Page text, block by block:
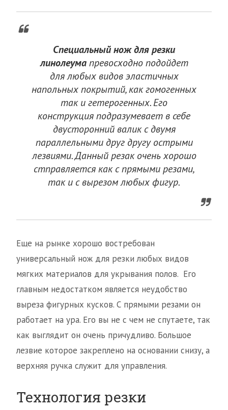
Специальный нож для резки
линолеумапревосходно подойдет
для любых видов эластичных
напольных покрытий, как гомогенных
так и гетерогенных. Его
конструкция подразумевает в себе
двусторонний валик с двумя
параллельными друг другу острыми
лезвиями. Данный резак очень хорошо
стправляется как с прямыми резами,
так и с вырезом любых фигур.
Еще на рынке хорошо востребован
универсальный нож для резки любых видов
мягких материалов для укрывания полов. Его
главным недостатком является неудобство
выреза фигурных кусков. С прямыми резами он
работает на ура. Его вы не с чем не спутаете, так
как выглядит он очень причудливо. Большое
лезвие которое закреплено на основании снизу, а
верхняя ручка служит для управления.
Технология резки